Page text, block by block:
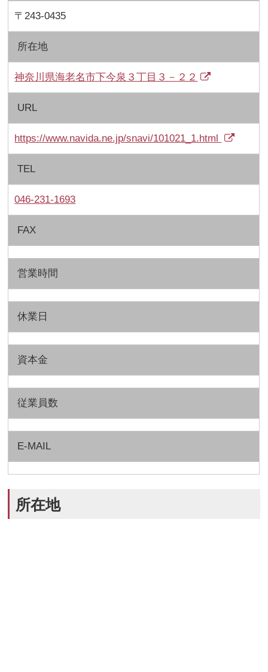
〒243-0435
所在地
神奈川県海老名市下今泉３丁目３－２２
URL
https://www.navida.ne.jp/snavi/101021_1.html
TEL
046-231-1693
FAX
営業時間
休業日
資本金
従業員数
E-MAIL
所在地